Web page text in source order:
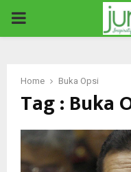
PRIMARY
Home Buka Opsi
Tag : Buka